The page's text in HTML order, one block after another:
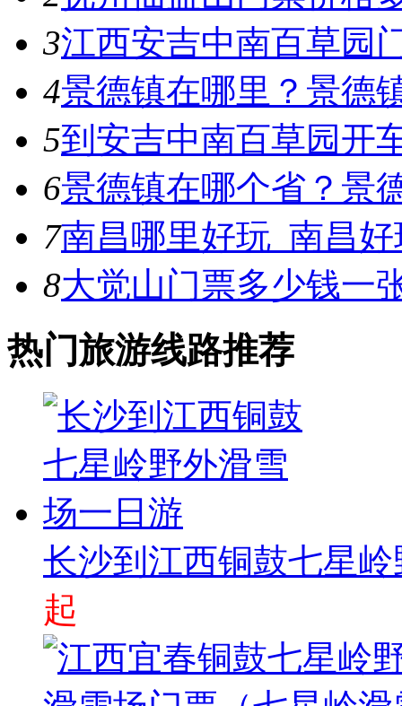
3江西安吉中南百草园
4景德镇在哪里？景德
5到安吉中南百草园开
6景德镇在哪个省？景
7南昌哪里好玩_南昌
8大觉山门票多少钱一
热门旅游线路推荐
长沙到江西铜鼓七星
起